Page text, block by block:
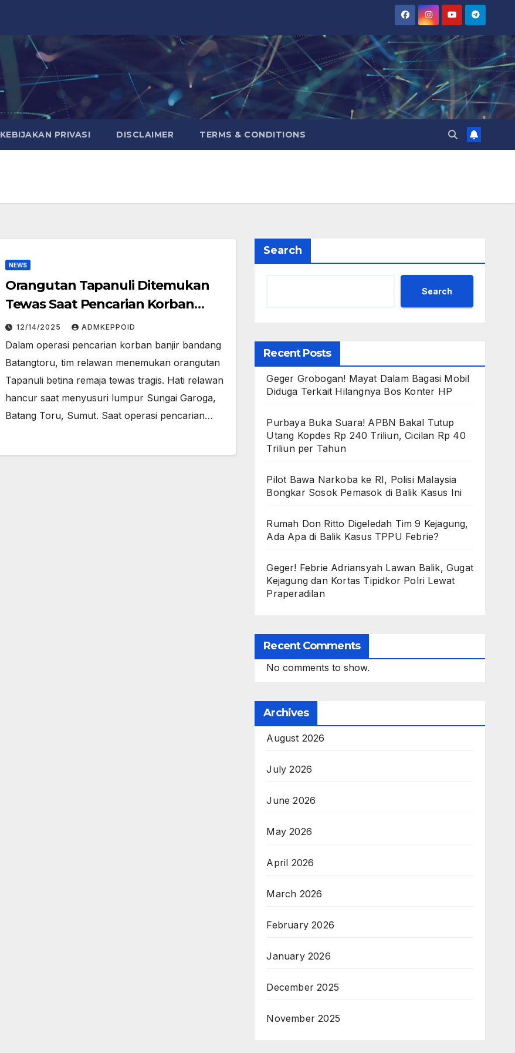
KEBIJAKAN PRIVASI DISCLAIMER TERMS & CONDITIONS
NEWS
Orangutan Tapanuli Ditemukan
Tewas Saat Pencarian Korban
Banjir Batangtoru
12/14/2025 ADMKEPPOID
Dalam operasi pencarian korban banjir bandang
Batangtoru, tim relawan menemukan orangutan
Tapanuli betina remaja tewas tragis. Hati relawan
hancur saat menyusuri lumpur Sungai Garoga,
Batang Toru, Sumut. Saat operasi pencarian…
Search
Search
Recent Posts
Geger Grobogan! Mayat Dalam Bagasi Mobil
Diduga Terkait Hilangnya Bos Konter HP
Purbaya Buka Suara! APBN Bakal Tutup
Utang Kopdes Rp 240 Triliun, Cicilan Rp 40
Triliun per Tahun
Pilot Bawa Narkoba ke RI, Polisi Malaysia
Bongkar Sosok Pemasok di Balik Kasus Ini
Rumah Don Ritto Digeledah Tim 9 Kejagung,
Ada Apa di Balik Kasus TPPU Febrie?
Geger! Febrie Adriansyah Lawan Balik, Gugat
Kejagung dan Kortas Tipidkor Polri Lewat
Praperadilan
Recent Comments
No comments to show.
Archives
August 2026
July 2026
June 2026
May 2026
April 2026
March 2026
February 2026
January 2026
December 2025
November 2025